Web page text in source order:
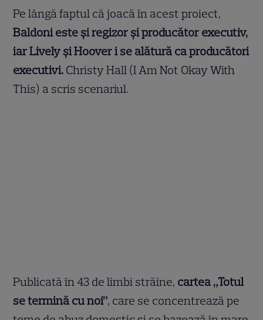
Pe lângă faptul că joacă în acest proiect,
Baldoni este și regizor și producător executiv,
iar Lively și Hoover i se alătură ca producători
executivi. Christy Hall (I Am Not Okay With
This) a scris scenariul.
Publicată în 43 de limbi străine, cartea „Totul
se termină cu noi”, care se concentrează pe